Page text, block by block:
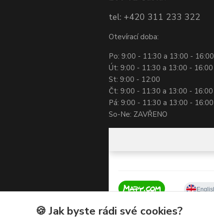
tel: +420 311 233 322
Otevírací doba:
Po: 9:00 - 11:30 a 13:00 - 16:00
Út: 9:00 - 11:30 a 13:00 - 16:00
St: 9:00 - 12:00
Čt: 9:00 - 11:30 a 13:00 - 16:00
Pá: 9:00 - 11:30 a 13:00 - 16:00
So-Ne: ZAVŘENO
🍪 Jak byste rádi své cookies?